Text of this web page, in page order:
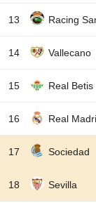
13 Racing
14 Vallecano
15 Real Betis
16 Real
17 Sociedad
18 Sevilla